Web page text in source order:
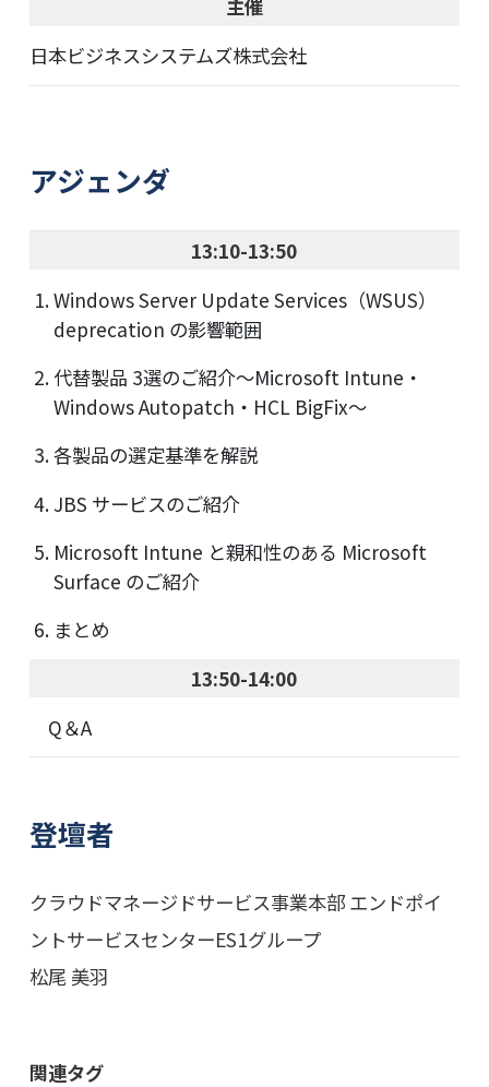
主催
日本ビジネスシステムズ株式会社
アジェンダ
13:10-13:50
Windows Server Update Services（WSUS）
deprecation の影響範囲
代替製品 3選のご紹介～Microsoft Intune・
Windows Autopatch・HCL BigFix～
各製品の選定基準を解説
JBS サービスのご紹介
Microsoft Intune と親和性のある Microsoft
Surface のご紹介
まとめ
13:50-14:00
Q＆A
登壇者
クラウドマネージドサービス事業本部 エンドポイ
ントサービスセンターES1グループ
松尾 美羽
関連タグ